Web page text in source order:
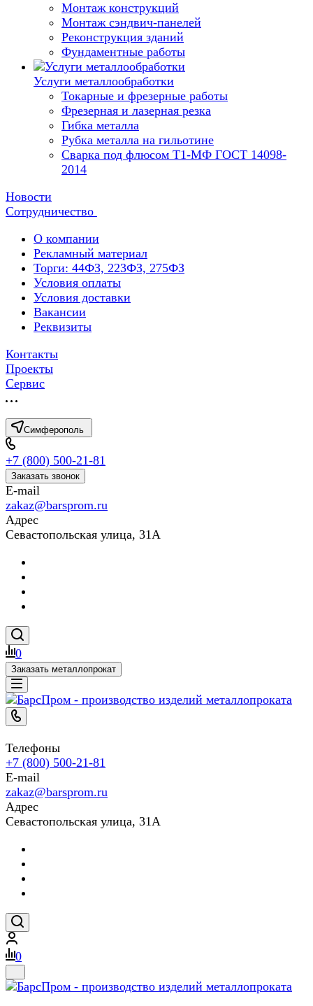
Монтаж конструкций
Монтаж сэндвич-панелей
Реконструкция зданий
Фундаментные работы
Услуги металлообработки
Токарные и фрезерные работы
Фрезерная и лазерная резка
Гибка металла
Рубка металла на гильотине
Сварка под флюсом Т1-МФ ГОСТ 14098-
2014
Новости
Сотрудничество
О компании
Рекламный материал
Торги: 44ФЗ, 223ФЗ, 275ФЗ
Условия оплаты
Условия доставки
Вакансии
Реквизиты
Контакты
Проекты
Сервис
Симферополь
+7 (800) 500-21-81
Заказать звонок
E-mail
zakaz@barsprom.ru
Адрес
Севастопольская улица, 31А
0
Заказать металлопрокат
Телефоны
+7 (800) 500-21-81
E-mail
zakaz@barsprom.ru
Адрес
Севастопольская улица, 31А
0